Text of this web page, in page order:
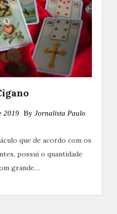
2019 By Jornalista Paulo
que de acordo com os
possui o quantidade
grande…